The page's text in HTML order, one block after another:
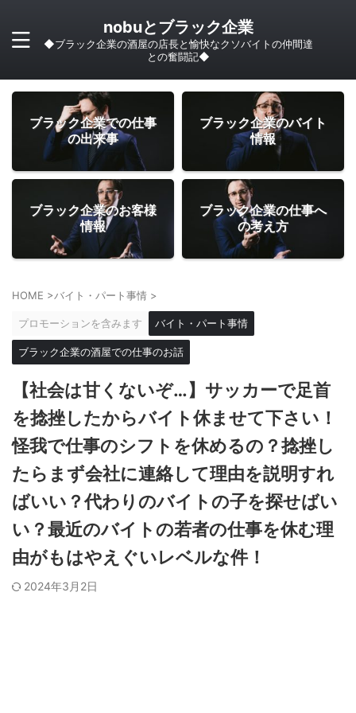
nobuとブラック企業
◆ブラック企業の酒屋の店長と愉快なクソバイトの仲間達
との奮闘記◆
ブラック企業での仕事
の出来事
ブラック企業のバイト
情報
ブラック企業のお客様
情報
ブラック企業の仕事へ
の考え方
HOME >バイト・パート事情 >
プロモーションを含みます バイト・パート事情
ブラック企業の酒屋での仕事のお話
【社会は甘くないぞ…】サッカーで足首
を捻挫したからバイト休ませて下さい！
怪我で仕事のシフトを休めるの？捻挫し
たらまず会社に連絡して理由を説明すれ
ばいい？代わりのバイトの子を探せばい
い？最近のバイトの若者の仕事を休む理
由がもはやえぐいレベルな件！
2024年3月2日